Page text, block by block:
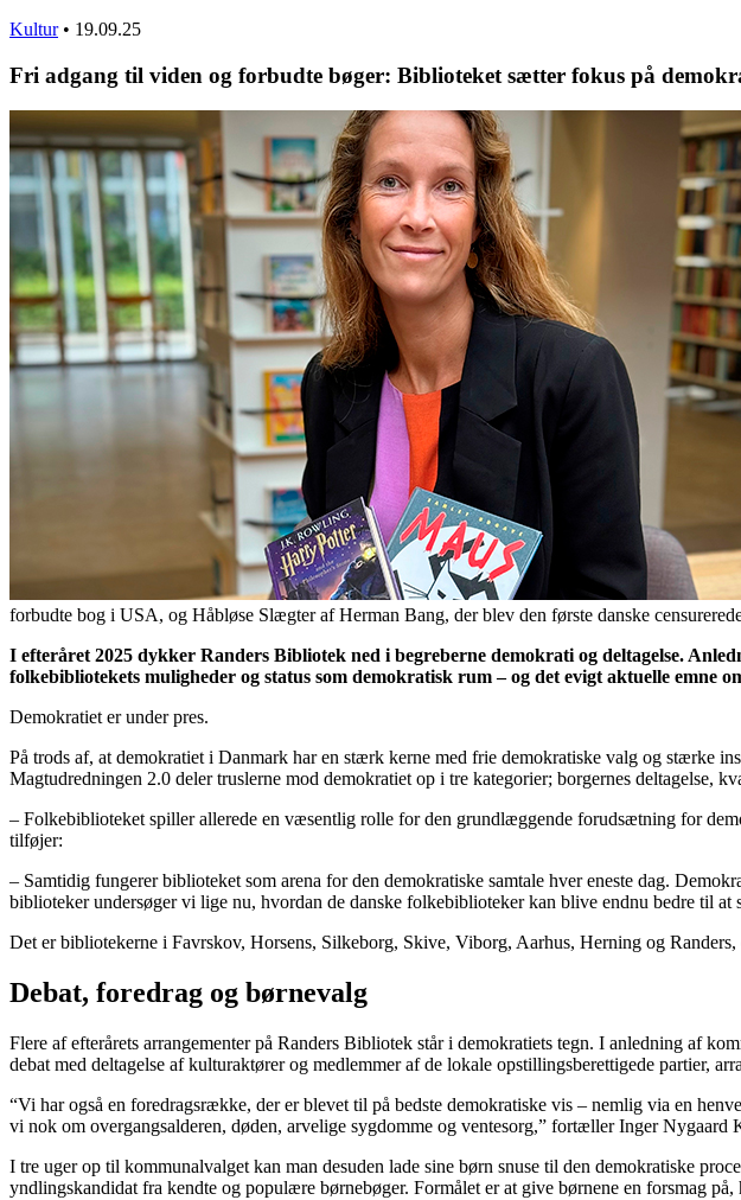
Kultur • 19.09.25
Fri adgang til viden og forbudte bøger: Biblioteket sætter fokus på
forbudte bog i USA, og Håbløse Slægter af Herman Bang, der blev den første danske
I efteråret 2025 dykker Randers Bibliotek ned i begreberne demokrati og deltagelse.
folkebibliotekets muligheder og status som demokratisk rum – og det evigt aktuelle emne
Demokratiet er under pres.
På trods af, at demokratiet i Danmark har en stærk kerne med frie demokratiske valg og stærke
Magtudredningen 2.0 deler truslerne mod demokratiet op i tre kategorier; borgernes deltagelse,
– Folkebiblioteket spiller allerede en væsentlig rolle for den grundlæggende forudsætning for
tilføjer:
– Samtidig fungerer biblioteket som arena for den demokratiske samtale hver eneste dag.
biblioteker undersøger vi lige nu, hvordan de danske folkebiblioteker kan blive endnu bedre til at
Det er bibliotekerne i Favrskov, Horsens, Silkeborg, Skive, Viborg, Aarhus, Herning og Randers,
Debat, foredrag og børnevalg
Flere af efterårets arrangementer på Randers Bibliotek står i demokratiets tegn. I anledning af
debat med deltagelse af kulturaktører og medlemmer af de lokale opstillingsberettigede partier,
“Vi har også en foredragsrække, der er blevet til på bedste demokratiske vis – nemlig via en
vi nok om overgangsalderen, døden, arvelige sygdomme og ventesorg,” fortæller Inger Nygaard
I tre uger op til kommunalvalget kan man desuden lade sine børn snuse til den demokratiske
yndlingskandidat fra kendte og populære børnebøger. Formålet er at give børnene en forsmag